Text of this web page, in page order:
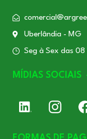
Uberlândia - MG
Seg à Sex das 08
MÍDIAS SOCIAIS